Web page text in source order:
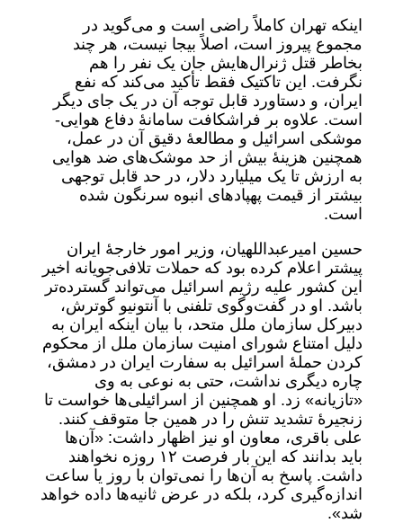
اینکه تهران کاملاً راضی است و می‌گوید در
مجموع پیروز است، اصلاً بیجا نیست، هر چند
بخاطر قتل ژنرال‌هایش جان یک نفر را هم
نگرفت. این تاکتیک فقط تأکید می‌کند که نفع
ایران، و دستاورد قابل توجه آن در یک جای دیگر
است. علاوه بر فراشکافت سامانۀ دفاع هوایی-
موشکی اسرائیل و مطالعۀ دقیق آن در عمل،
همچنین هزینۀ بیش از حد موشک‌های ضد هوایی
به ارزش تا یک میلیارد دلار، در حد قابل توجهی
بیشتر از قیمت پهپادهای انبوه سرنگون شده
است.
حسین امیرعبداللهیان، وزیر امور خارجۀ ایران
پیشتر اعلام کرده بود که حملات تلافی‌جویانه اخیر
این کشور علیه رژیم اسرائیل می‌تواند گسترده‌تر
باشد. او در گفت‌وگوی تلفنی با آنتونیو گوترش،
دبیرکل سازمان ملل متحد، با بیان اینکه ایران به
دلیل امتناع شورای امنیت سازمان ملل از محکوم
کردن حملۀ اسرائیل به سفارت ایران در دمشق،
چاره دیگری نداشت، حتی به نوعی به وی
«تازیانه» زد. او همچنین از اسرائیلی‌ها خواست تا
زنجیرۀ تشدید تنش را در همین جا متوقف کنند.
علی باقری، معاون او نیز اظهار داشت: «آن‌ها
باید بدانند که این بار فرصت ١٢ روزه نخواهند
داشت. پاسخ به آن‌ها را نمی‌توان با روز یا ساعت
اندازه‌گیری کرد، بلکه در عرض ثانیه‌ها داده خواهد
شد».